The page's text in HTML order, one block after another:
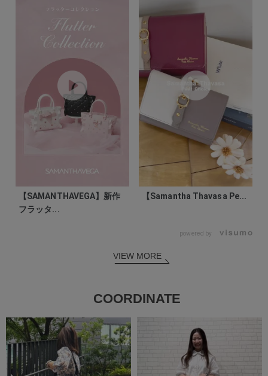
【SAMANTHAVEGA】新作
フラッタ...
【Samantha Thavasa Pe...
powered by
VIEW MORE
COORDINATE